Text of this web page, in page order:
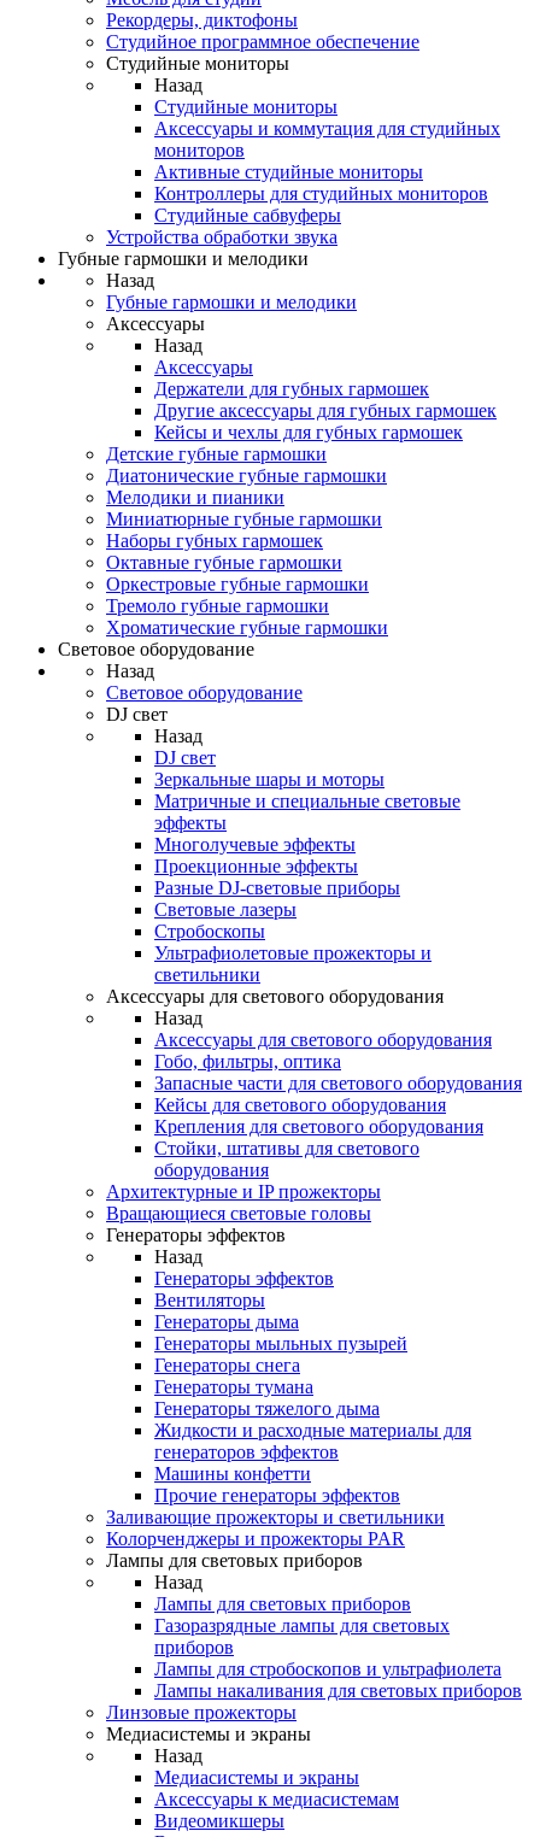
Рекордеры, диктофоны
Студийное программное обеспечение
Студийные мониторы
Назад
Студийные мониторы
Аксессуары и коммутация для студийных
мониторов
Активные студийные мониторы
Контроллеры для студийных мониторов
Студийные сабвуферы
Устройства обработки звука
Губные гармошки и мелодики
Назад
Губные гармошки и мелодики
Аксессуары
Назад
Аксессуары
Держатели для губных гармошек
Другие аксессуары для губных гармошек
Кейсы и чехлы для губных гармошек
Детские губные гармошки
Диатонические губные гармошки
Мелодики и пианики
Миниатюрные губные гармошки
Наборы губных гармошек
Октавные губные гармошки
Оркестровые губные гармошки
Тремоло губные гармошки
Хроматические губные гармошки
Световое оборудование
Назад
Световое оборудование
DJ свет
Назад
DJ свет
Зеркальные шары и моторы
Матричные и специальные световые
эффекты
Многолучевые эффекты
Проекционные эффекты
Разные DJ-световые приборы
Световые лазеры
Стробоскопы
Ультрафиолетовые прожекторы и
светильники
Аксессуары для светового оборудования
Назад
Аксессуары для светового оборудования
Гобо, фильтры, оптика
Запасные части для светового оборудования
Кейсы для светового оборудования
Крепления для светового оборудования
Стойки, штативы для светового
оборудования
Архитектурные и IP прожекторы
Вращающиеся световые головы
Генераторы эффектов
Назад
Генераторы эффектов
Вентиляторы
Генераторы дыма
Генераторы мыльных пузырей
Генераторы снега
Генераторы тумана
Генераторы тяжелого дыма
Жидкости и расходные материалы для
генераторов эффектов
Машины конфетти
Прочие генераторы эффектов
Заливающие прожекторы и светильники
Колорченджеры и прожекторы PAR
Лампы для световых приборов
Назад
Лампы для световых приборов
Газоразрядные лампы для световых
приборов
Лампы для стробоскопов и ультрафиолета
Лампы накаливания для световых приборов
Линзовые прожекторы
Медиасистемы и экраны
Назад
Медиасистемы и экраны
Аксессуары к медиасистемам
Видеомикшеры